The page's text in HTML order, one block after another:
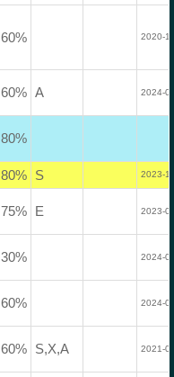
60% 2020-
60% A 2024-
80%
80% S 2023-
75% E 2023-
30% 2024-
60% 2024-
60% S,X,A 2021-